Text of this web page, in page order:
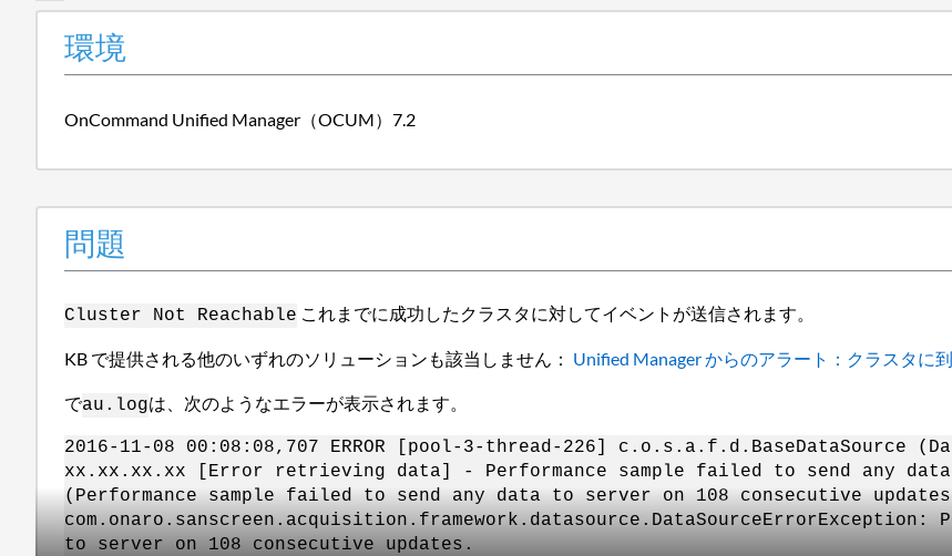
環境
OnCommand Unified Manager（OCUM）7.2
問題
Cluster Not Reachable これまでに成功したクラスタに対してイベントが送信されます。
KB で提供される他のいずれのソリューションも該当しません： Unified Manager からのアラート：クラスタに
でau.logは、次のようなエラーが表示されます。
2016-11-08 00:08:08,707 ERROR [pool-3-thread-226] c.o.s.a.f.d.BaseDataSource
xx.xx.xx.xx [Error retrieving data] - Performance sample failed to send any
(Performance sample failed to send any data to server on 108 consecutive
to server on 108 consecutive updates.